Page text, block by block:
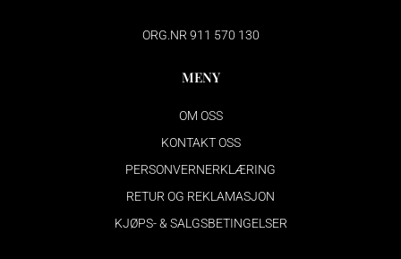
ORG.NR 911 570 130
MENY
OM OSS
KONTAKT OSS
PERSONVERNERKLÆRING
RETUR OG REKLAMASJON
KJØPS- & SALGSBETINGELSER